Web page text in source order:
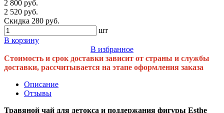
2 800 руб.
2 520 руб.
Скидка 280 руб.
шт
В корзину
В избранное
Стоимость и срок доставки зависит от страны и службы
доставки, рассчитывается на этапе оформления заказа
Описание
Отзывы
Травяной чай для детокса и поддержания фигуры Esthe